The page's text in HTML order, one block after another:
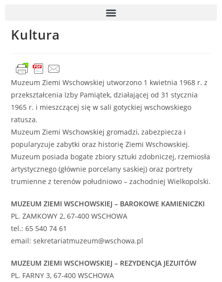
Kultura
Muzeum Ziemi Wschowskiej utworzono 1 kwietnia 1968 r. z
przekształcenia Izby Pamiątek, działającej od 31 stycznia
1965 r. i mieszczącej się w sali gotyckiej wschowskiego
ratusza.
Muzeum Ziemi Wschowskiej gromadzi, zabezpiecza i
popularyzuje zabytki oraz historię Ziemi Wschowskiej.
Muzeum posiada bogate zbiory sztuki zdobniczej, rzemiosła
artystycznego (głównie porcelany saskiej) oraz portrety
trumienne z terenów południowo – zachodniej Wielkopolski.
MUZEUM ZIEMI WSCHOWSKIEJ – BAROKOWE KAMIENICZKI
PL. ZAMKOWY 2, 67-400 WSCHOWA
tel.: 65 540 74 61
email: sekretariatmuzeum@wschowa.pl
MUZEUM ZIEMI WSCHOWSKIEJ – REZYDENCJA JEZUITÓW
PL. FARNY 3, 67-400 WSCHOWA